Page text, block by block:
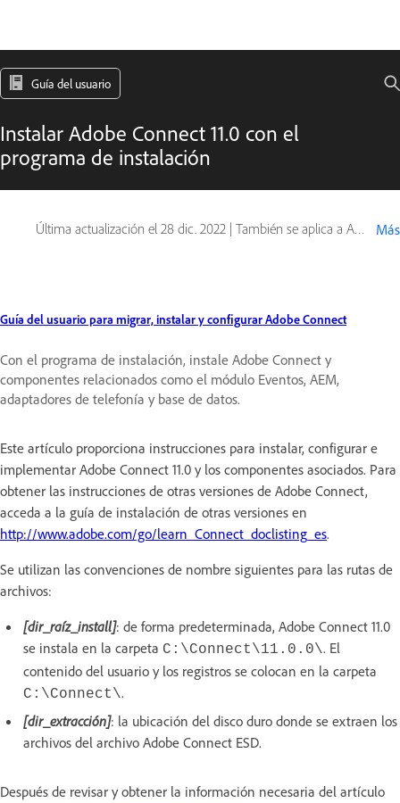
Guía del usuario
Instalar Adobe Connect 11.0 con el
programa de instalación
Última actualización el 28 dic. 2022 | También se aplica a Adobe Connect 10, Adobe Connect 11 Más
Guía del usuario para migrar, instalar y configurar Adobe Connect
Con el programa de instalación, instale Adobe Connect y
componentes relacionados como el módulo Eventos, AEM,
adaptadores de telefonía y base de datos.
Este artículo proporciona instrucciones para instalar, configurar e
implementar Adobe Connect 11.0 y los componentes asociados. Para
obtener las instrucciones de otras versiones de Adobe Connect,
acceda a la guía de instalación de otras versiones en
http://www.adobe.com/go/learn_Connect_doclisting_es.
Se utilizan las convenciones de nombre siguientes para las rutas de
archivos:
[dir_raíz_install]: de forma predeterminada, Adobe Connect 11.0
se instala en la carpeta C:\Connect\11.0.0\. El
contenido del usuario y los registros se colocan en la carpeta
C:\Connect\.
[dir_extracción]: la ubicación del disco duro donde se extraen los
archivos del archivo Adobe Connect ESD.
Después de revisar y obtener la información necesaria del artículo